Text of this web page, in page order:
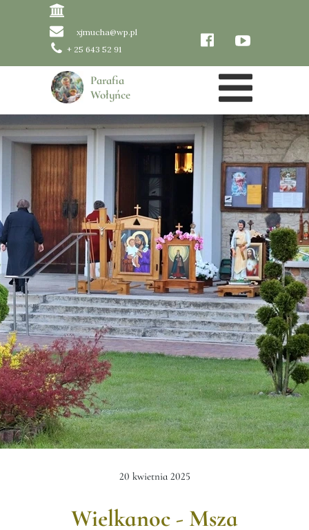
xjmucha@wp.pl
+ 25 643 52 91
Parafia
Wołyńce
20 kwietnia 2025
Wielkanoc - Msza